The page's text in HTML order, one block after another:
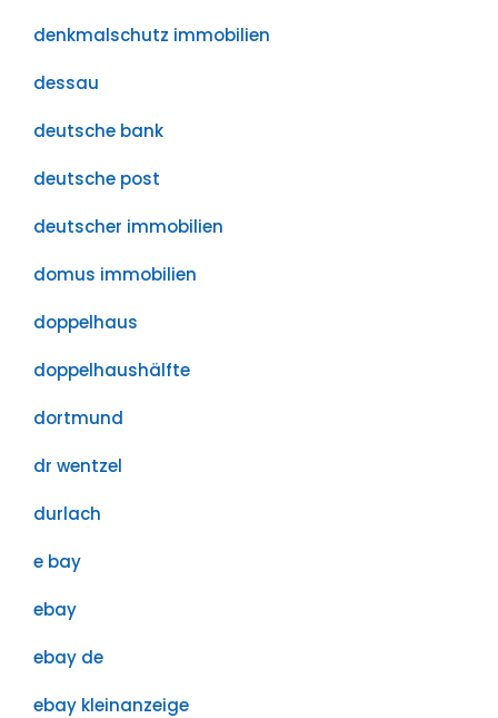
denkmalschutz immobilien
dessau
deutsche bank
deutsche post
deutscher immobilien
domus immobilien
doppelhaus
doppelhaushälfte
dortmund
dr wentzel
durlach
e bay
ebay
ebay de
ebay kleinanzeige